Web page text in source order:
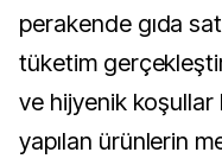
perakende gıda
tüketim
ve hijyenik koşullar
yapılan ürünlerin